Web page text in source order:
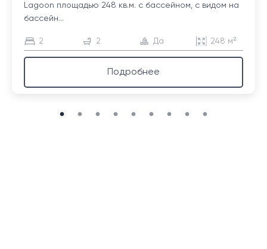
Lagoon площадью 248 кв.м. с бассейном, с видом на
бассейн...
2 2 Да 248 м²
Подробнее